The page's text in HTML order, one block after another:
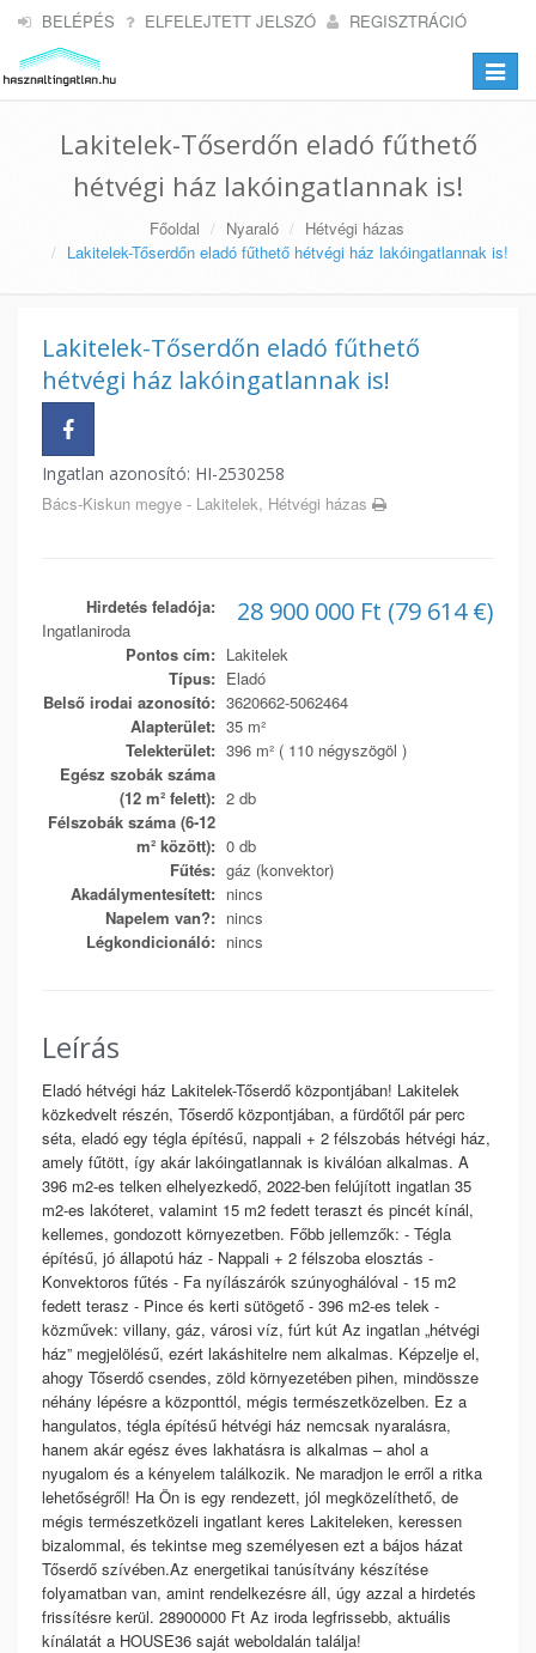
BELÉPÉS ELFELEJTETT JELSZÓ REGISZTRÁCIÓ
Toggle
Lakitelek-Tőserdőn eladó fűthető
hétvégi ház lakóingatlannak is!
Főoldal Nyaraló
Hétvégi házas
Lakitelek-Tőserdőn eladó fűthető hétvégi ház lakóingatlannak is!
Lakitelek-Tőserdőn eladó fűthető
hétvégi ház lakóingatlannak is!
Ingatlan azonosító: HI-2530258
Bács-Kiskun megye - Lakitelek, Hétvégi házas
28 900 000 Ft (79 614 €)
Hirdetés feladója:
Ingatlaniroda
Pontos cím: Lakitelek
Típus: Eladó
Belső irodai azonosító: 3620662-5062464
Alapterület: 35 m²
Telekterület: 396 m² ( 110 négyszögöl )
Egész szobák száma
(12 m² felett): 2 db
Félszobák száma (6-12
m² között): 0 db
Fűtés: gáz (konvektor)
Akadálymentesített: nincs
Napelem van?: nincs
Légkondicionáló: nincs
Leírás
Eladó hétvégi ház Lakitelek-Tőserdő központjában! Lakitelek
közkedvelt részén, Tőserdő központjában, a fürdőtől pár perc
séta, eladó egy tégla építésű, nappali + 2 félszobás hétvégi ház,
amely fűtött, így akár lakóingatlannak is kiválóan alkalmas. A
396 m2-es telken elhelyezkedő, 2022-ben felújított ingatlan 35
m2-es lakóteret, valamint 15 m2 fedett teraszt és pincét kínál,
kellemes, gondozott környezetben. Főbb jellemzők: - Tégla
építésű, jó állapotú ház - Nappali + 2 félszoba elosztás -
Konvektoros fűtés - Fa nyílászárók szúnyoghálóval - 15 m2
fedett terasz - Pince és kerti sütögető - 396 m2-es telek -
közművek: villany, gáz, városi víz, fúrt kút Az ingatlan „hétvégi
ház” megjelölésű, ezért lakáshitelre nem alkalmas. Képzelje el,
ahogy Tőserdő csendes, zöld környezetében pihen, mindössze
néhány lépésre a központtól, mégis természetközelben. Ez a
hangulatos, tégla építésű hétvégi ház nemcsak nyaralásra,
hanem akár egész éves lakhatásra is alkalmas – ahol a
nyugalom és a kényelem találkozik. Ne maradjon le erről a ritka
lehetőségről! Ha Ön is egy rendezett, jól megközelíthető, de
mégis természetközeli ingatlant keres Lakiteleken, keressen
bizalommal, és tekintse meg személyesen ezt a bájos házat
Tőserdő szívében. ​ Az energetikai tanúsítvány készítése
folyamatban van, amint rendelkezésre áll, úgy azzal a hirdetés
frissítésre kerül. 28900000 Ft Az iroda legfrissebb, aktuális
kínálatát a HOUSE36 saját weboldalán találja!